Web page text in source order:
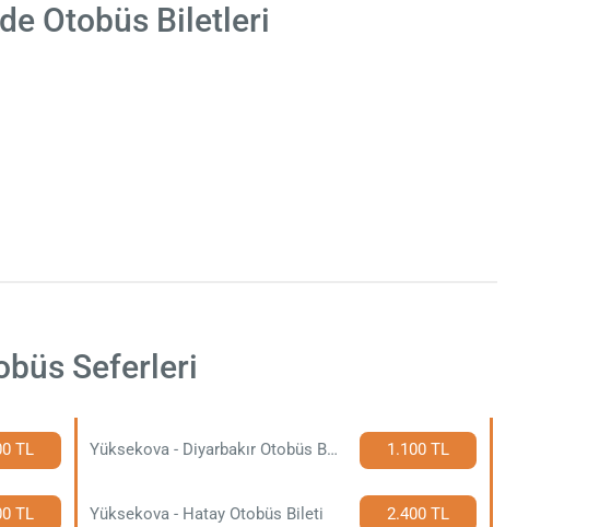
Otobüs Biletleri
Seferleri
TL Yüksekova - Diyarbakır Otobüs Bileti 1.100 TL
TL Yüksekova - Hatay Otobüs Bileti 2.400 TL